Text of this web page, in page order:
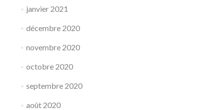
janvier 2021
décembre 2020
novembre 2020
octobre 2020
septembre 2020
août 2020